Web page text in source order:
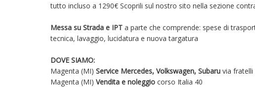
tutto incluso a 1290€ Scoprili sul nostro sito nella sezione
Messa su Strada e IPT a parte che comprende: spese di
tecnica, lavaggio, lucidatura e nuova targatura
DOVE SIAMO:
Magenta (MI) Service Mercedes, Volkswagen, Subaru via
Magenta (MI) Vendita e noleggio corso Italia 40